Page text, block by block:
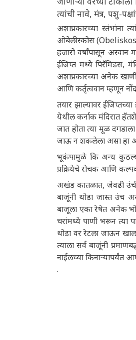
त्यांची नावे, मंत्र, पशु-
अशाप्रकारच्या स्तंभांना
ओबेलीस्कोस
हजारो वर्षांपासून
ईजिप्त मध्ये पिरॅमिडस,
अशाप्रकारच्या अनेक
आणि कर्तृत्ववान म्हणून
तयार झाल्यावर
येथील कर्नाक मंदिरात
जात होता त्या मूळ
जाऊ न शकलेला असा हा
भूकंपामुळे कि अन्य कुठल्या
प्रक्रियेचे रोचक आणि
अखंड कातळात, जेवढी उंची
बाजूंनी थोडा जास्त उंच
बाजूला एका रेषेत अनेक
चरांमध्ये पाणी भरून त्या
थोडा वर रेटला जाऊन
त्याला सर्व बाजूंनी
नाईलच्या किनाऱ्यापर्यंत
.